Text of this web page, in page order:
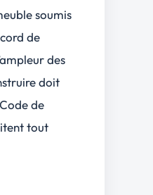
soumis
de
des
doit
de
tout